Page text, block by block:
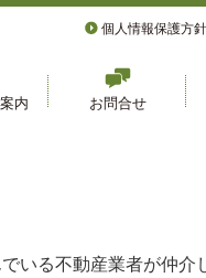
個人情報保護方針
内 お問合せ
いる不動産業者が仲介